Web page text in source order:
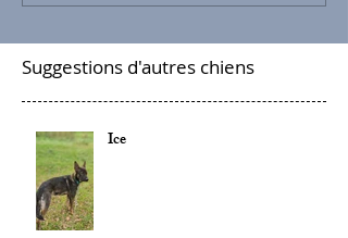
Suggestions d'autres chiens
Ice